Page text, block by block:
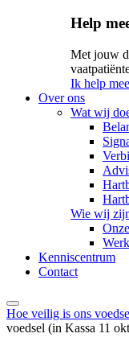
Help
Met jouw
Ik help
Over ons
Wat wij
Wie wij
Kenniscentrum
Contact
Hoe veilig is ons
voedsel (in Kassa 11